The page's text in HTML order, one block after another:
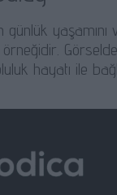
yaşamını
hayatı ile